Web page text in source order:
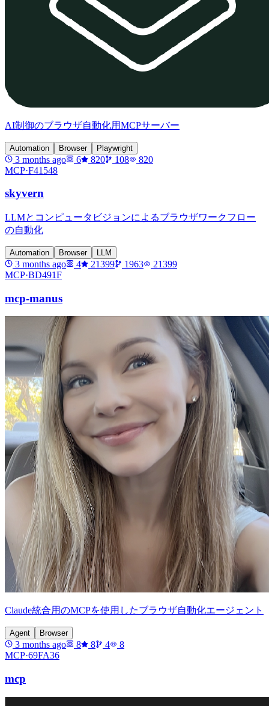
AI制御のブラウザ自動化用MCPサーバー
Automation Browser Playwright
3 months ago 6 820 108
820
MCP·F41548
skyvern
LLMとコンピュータビジョンによるブラウザワークフロー
の自動化
Automation Browser LLM
3 months ago 4 21399 1963
21399
MCP·BD491F
mcp-manus
Claude統合用のMCPを使用したブラウザ自動化エージェント
Agent Browser
3 months ago 8 8 4
8
MCP·69FA36
mcp